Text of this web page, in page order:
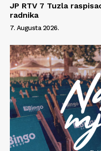
JP RTV 7 Tuzla
radnika
7. Augusta 2026.